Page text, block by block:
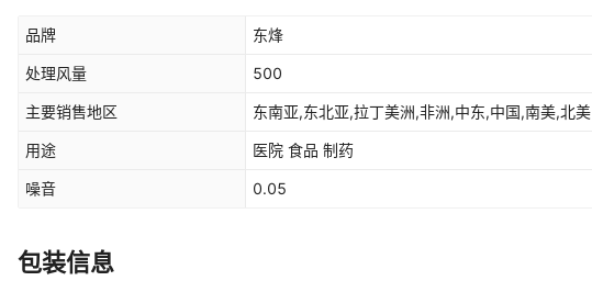
品牌 东烽
处理风量 500
主要销售地区 东南亚,东北亚,拉丁美洲,非洲,中东,中国,南美,北美
用途 医院 食品 制药
噪音 0.05
包装信息